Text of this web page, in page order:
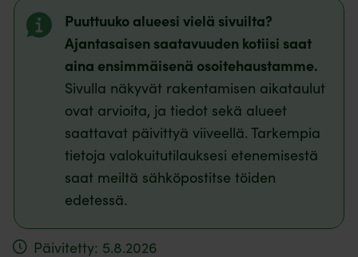
Puuttuuko alueesi vielä sivuilta?
Ajantasaisen saatavuuden kotiisi saat
aina ensimmäisenä osoitehaustamme.
Sivulla näkyvät rakentamisen aikataulut
ovat arvioita, ja tiedot sekä alueet
saattavat päivittyä viiveellä. Tarkempia
tietoja valokuitutilauksesi etenemisestä
saat meiltä sähköpostitse töiden
edetessä.
Päivitetty: 5.8.2026